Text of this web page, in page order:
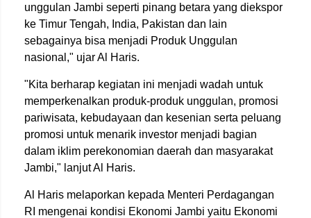
unggulan Jambi seperti pinang betara yang diekspor
ke Timur Tengah, India, Pakistan dan lain
sebagainya bisa menjadi Produk Unggulan
nasional," ujar Al Haris.
"Kita berharap kegiatan ini menjadi wadah untuk
memperkenalkan produk-produk unggulan, promosi
pariwisata, kebudayaan dan kesenian serta peluang
promosi untuk menarik investor menjadi bagian
dalam iklim perekonomian daerah dan masyarakat
Jambi," lanjut Al Haris.
Al Haris melaporkan kepada Menteri Perdagangan
RI mengenai kondisi Ekonomi Jambi yaitu Ekonomi